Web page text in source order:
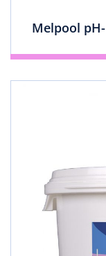
Melpool pH-